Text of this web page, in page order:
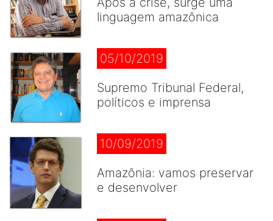
linguagem amazônica
05/10/2019
Supremo Tribunal Federal,
políticos e imprensa
10/09/2019
Amazônia: vamos preservar
e desenvolver